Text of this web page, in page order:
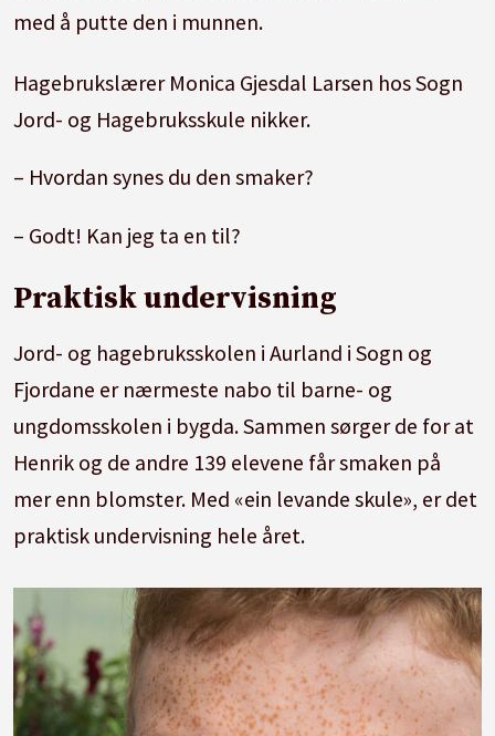
med å putte den i munnen.
Hagebrukslærer Monica Gjesdal Larsen hos Sogn
Jord- og Hagebruksskule nikker.
– Hvordan synes du den smaker?
– Godt! Kan jeg ta en til?
Praktisk undervisning
Jord- og hagebruksskolen i Aurland i Sogn og
Fjordane er nærmeste nabo til barne- og
ungdomsskolen i bygda. Sammen sørger de for at
Henrik og de andre 139 elevene får smaken på
mer enn blomster. Med «ein levande skule», er det
praktisk undervisning hele året.